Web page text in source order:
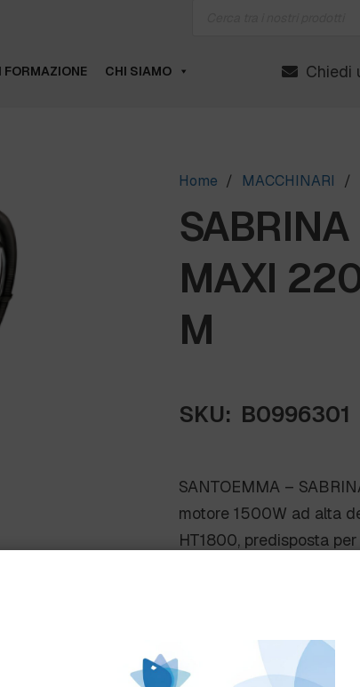
FORMAZIONE CHI SIAMO Chiedi
Home / MACCHINARI /
SABRINA
MAXI
M
SKU: B0996301
SANTOEMMA –
motore 1500W ad alta
HT1800, predisposta
T e pattino per
Come ordinare?